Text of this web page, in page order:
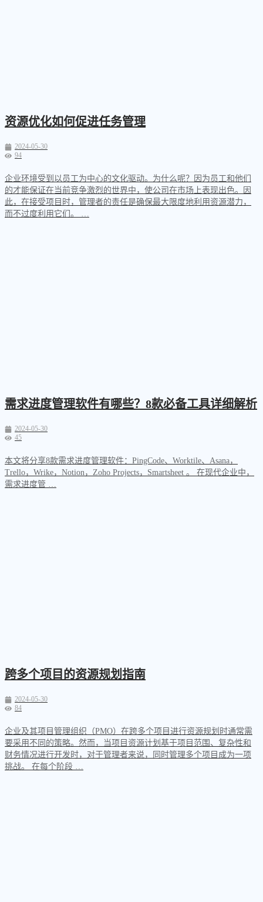
资源优化如何促进任务管理
2024-05-30
94
企业环境受到以员工为中心的文化驱动。为什么呢？因为员工和他们
的才能保证在当前竞争激烈的世界中，使公司在市场上表现出色。因
此，在接受项目时，管理者的责任是确保最大限度地利用资源潜力，
而不过度利用它们。 …
需求进度管理软件有哪些？8款必备工具详细解析
2024-05-30
45
本文将分享8款需求进度管理软件：PingCode、Worktile、Asana，
Trello，Wrike，Notion，Zoho Projects，Smartsheet​ 。 在现代企业中，
需求进度管 …
跨多个项目的资源规划指南
2024-05-30
84
企业及其项目管理组织（PMO）在跨多个项目进行资源规划时通常需
要采用不同的策略。然而，当项目资源计划基于项目范围、复杂性和
财务情况进行开发时，对于管理者来说，同时管理多个项目成为一项
挑战。 在每个阶段 …